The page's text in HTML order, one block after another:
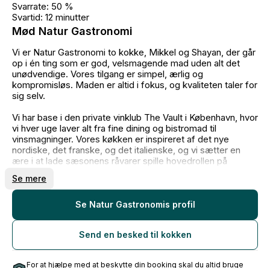
Svarrate: 50 %
Svartid: 12 minutter
Mød Natur Gastronomi
Vi er Natur Gastronomi to kokke, Mikkel og Shayan, der går
op i én ting som er god, velsmagende mad uden alt det
unødvendige. Vores tilgang er simpel, ærlig og
kompromisløs. Maden er altid i fokus, og kvaliteten taler for
sig selv.
Vi har base i den private vinklub The Vault i København, hvor
vi hver uge laver alt fra fine dining og bistromad til
vinsmagninger. Vores køkken er inspireret af det nye
nordiske, det franske, og det italienske, og vi sætter en
ære i at lade sæsonens råvarer spille hovedrollen på
tekstur og sæson og bygger derefter retterne op, så alt
føles naturligt og afstemt.
Vi laver mad til alle typer arrangementer helt fra intime
middage til store selskaber, altid med samme fokus på
kvalitet, kreativitet og smag. Hos os er det ikke "mere for
mere", men snarere "bedre for dig".
Se mere
Se Natur Gastronomis profil
Send en besked til kokken
For at hjælpe med at beskytte din booking skal du altid bruge